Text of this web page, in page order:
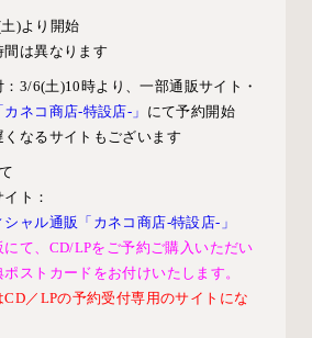
)より開始
は異なります
3/6(土)10時より、一部通販サイト・
カネコ商店-特設店-」 にて予約開始
なるサイトもございます
ト：
ャル通販「カネコ商店-特設店-」
て、CD/LPをご予約ご購入いただい
ストカードをお付けいたします。
／LPの予約受付専用のサイトにな